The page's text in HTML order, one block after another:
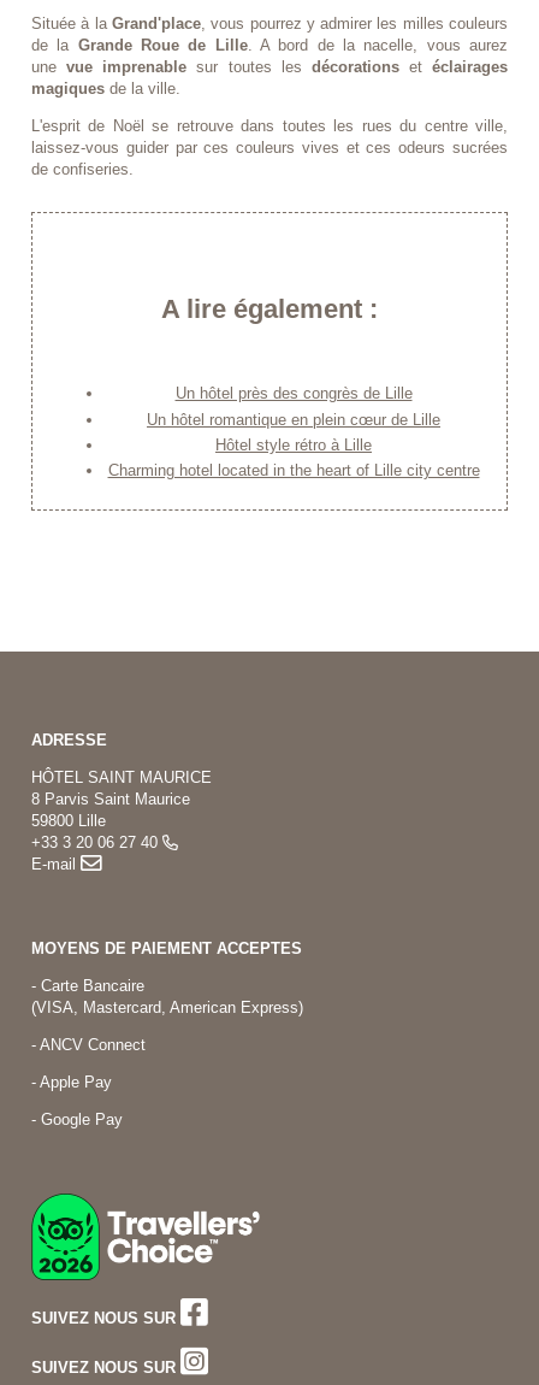
Située à la Grand'place, vous pourrez y admirer les milles couleurs
de la Grande Roue de Lille. A bord de la nacelle, vous aurez
unevue imprenable sur toutes les décorationset éclairages
magiques de la ville.
L'esprit de Noël se retrouve dans toutes les rues du centre ville,
laissez-vous guider par ces couleurs vives et ces odeurs sucrées
de confiseries.
A lire également :
Un hôtel près des congrès de Lille
Un hôtel romantique en plein cœur de Lille
Hôtel style rétro à Lille
Charming hotel located in the heart of Lille city centre
ADRESSE
HÔTEL SAINT MAURICE
8 Parvis Saint Maurice
59800 Lille
+33 3 20 06 27 40
E-mail
MOYENS DE PAIEMENT ACCEPTES
- Carte Bancaire
(VISA, Mastercard, American Express)
- ANCV Connect
- Apple Pay
- Google Pay
SUIVEZ NOUS SUR
SUIVEZ NOUS SUR